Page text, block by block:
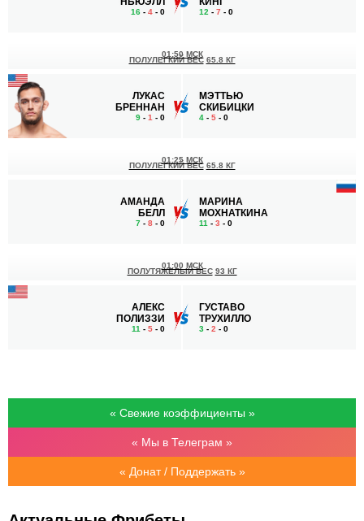
16 - 4 - 0 12 - 7 - 0
ЛУКАС
БРЕННАН
9 - 1 - 0
01:50 МСК
ПОЛУЛЕГКИЙ ВЕС 65.8 КГ
МЭТТЬЮ
СКИБИЦКИ
4 - 5 - 0
АМАНДА
БЕЛЛ
7 - 8 - 0
01:25 МСК
ПОЛУЛЕГКИЙ ВЕС 65.8 КГ
МАРИНА
МОХНАТКИНА
11 - 3 - 0
АЛЕКС
ПОЛИЗЗИ
11 - 5 - 0
01:00 МСК
ПОЛУТЯЖЕЛЫЙ ВЕС 93 КГ
ГУСТАВО
ТРУХИЛЛО
3 - 2 - 0
« Свежие коэффициенты »
« Мы в Телеграм »
« Донат / Поддержать »